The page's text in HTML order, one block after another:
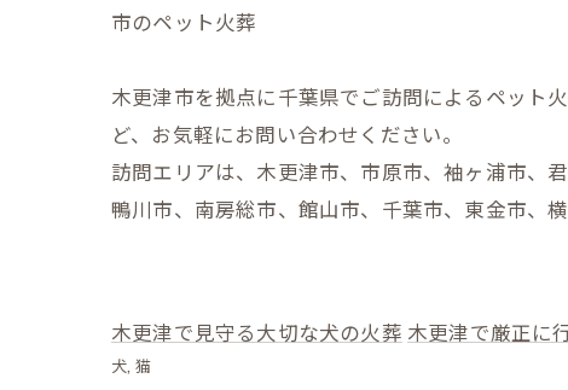
市のペット火葬
木更津市を拠点に千葉県でご訪問によるペット
ど、お気軽にお問い合わせください。
訪問エリアは、木更津市、市原市、袖ヶ浦市、
鴨川市、南房総市、館山市、千葉市、東金市、
木更津で見守る大切な犬の火葬 木更津で厳正に
犬 猫